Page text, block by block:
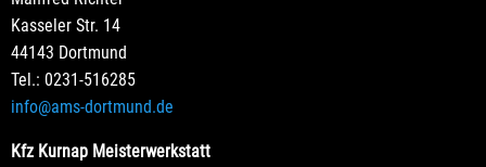
Kasseler Str. 14
44143 Dortmund
Tel.: 0231-516285
info@ams-dortmund.de
Kfz Kurnap Meisterwerkstatt